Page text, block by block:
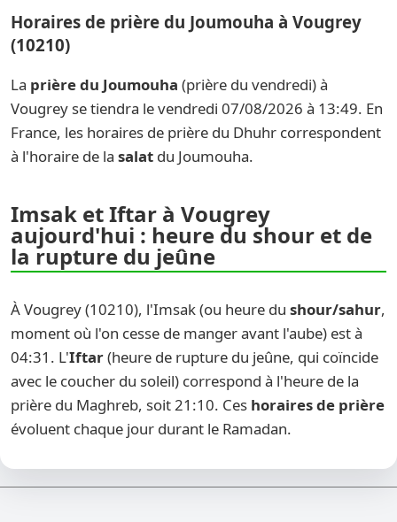
Horaires de prière du Joumouha à Vougrey
(10210)
La prière du Joumouha (prière du vendredi) à
Vougrey se tiendra le vendredi 07/08/2026 à 13:49. En
France, les horaires de prière du Dhuhr correspondent
à l'horaire de la salat du Joumouha.
Imsak et Iftar à Vougrey
aujourd'hui : heure du shour et de
la rupture du jeûne
À Vougrey (10210), l'Imsak (ou heure du shour/sahur,
moment où l'on cesse de manger avant l'aube) est à
04:31. L'Iftar(heure de rupture du jeûne, qui coïncide
avec le coucher du soleil) correspond à l'heure de la
prière du Maghreb, soit 21:10. Ces horaires de prière
évoluent chaque jour durant le Ramadan.